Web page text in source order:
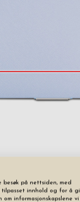
besøk på nettsiden, med
innhold og for å gi
informasjonskapslene vi